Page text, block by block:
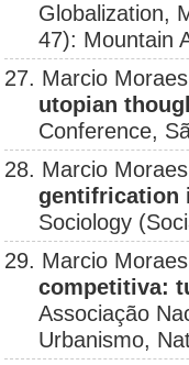
Globalization,
47): Mountain
27. Marcio
utopian
Conference,
28. Marcio
gentifrication
Sociology
29. Marcio
competitiva:
Associação
Urbanismo,